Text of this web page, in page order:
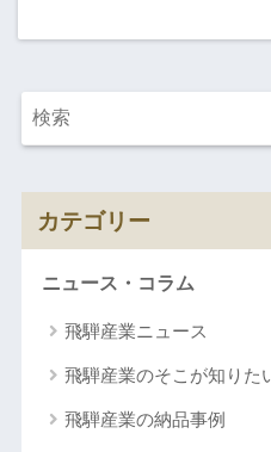
カテゴリー
ニュース・コラム
飛騨産業ニュース
飛騨産業のそこが知りた
飛騨産業の納品事例